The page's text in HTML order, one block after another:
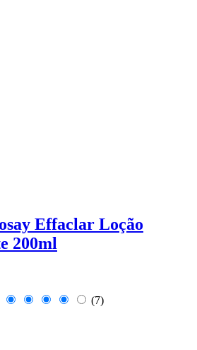
Effaclar Loção
200ml
(7)